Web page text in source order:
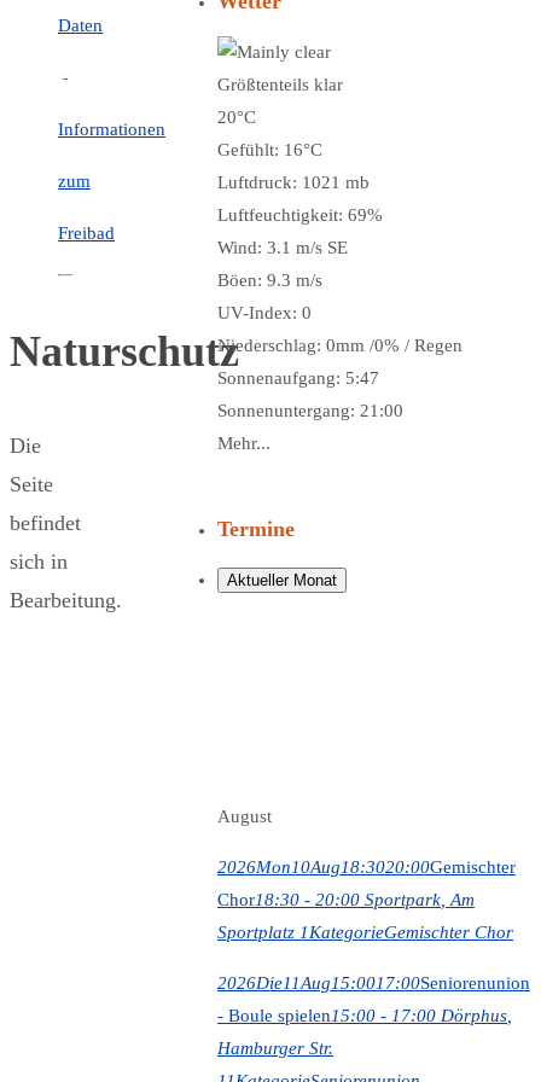
Daten
-
Informationen
zum
Freibad
Naturschutz
Die
Seite
befindet
sich in
Bearbeitung.
Größtenteils klar
20°C
Gefühlt: 16°C
Luftdruck: 1021 mb
Luftfeuchtigkeit: 69%
Wind: 3.1 m/s SE
Böen: 9.3 m/s
UV-Index: 0
Niederschlag: 0mm /0% / Regen
Sonnenaufgang: 5:47
Sonnenuntergang: 21:00
Mehr...
Termine
Aktueller Monat
August
2026Mon10Aug18:3020:00Gemischter
Chor18:30 - 20:00 Sportpark , Am
Sportplatz 1KategorieGemischter Chor
2026Die11Aug15:0017:00Seniorenunion
- Boule spielen15:00 - 17:00 Dörphus
Hamburger Str.